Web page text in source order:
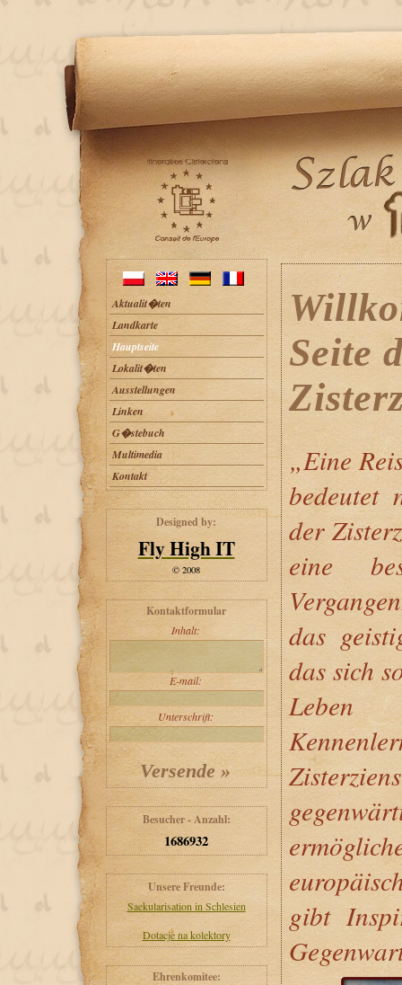
Aktualit�ten
Landkarte
Hauptseite
Lokalit�ten
Ausstellungen
Linken
G�stebuch
Multimedia
Kontakt
Designed by:
Fly High IT
© 2008
Kontaktformular
Inhalt:
E-mail:
Unterschrift:
Besucher - Anzahl:
1686932
Unsere Freunde:
Saekularisation in Schlesien
Dotacje na kolektory
Ehrenkomitee:
Seite
„Eine
bedeutet
der
eine
das
das sich
Leben
gibt